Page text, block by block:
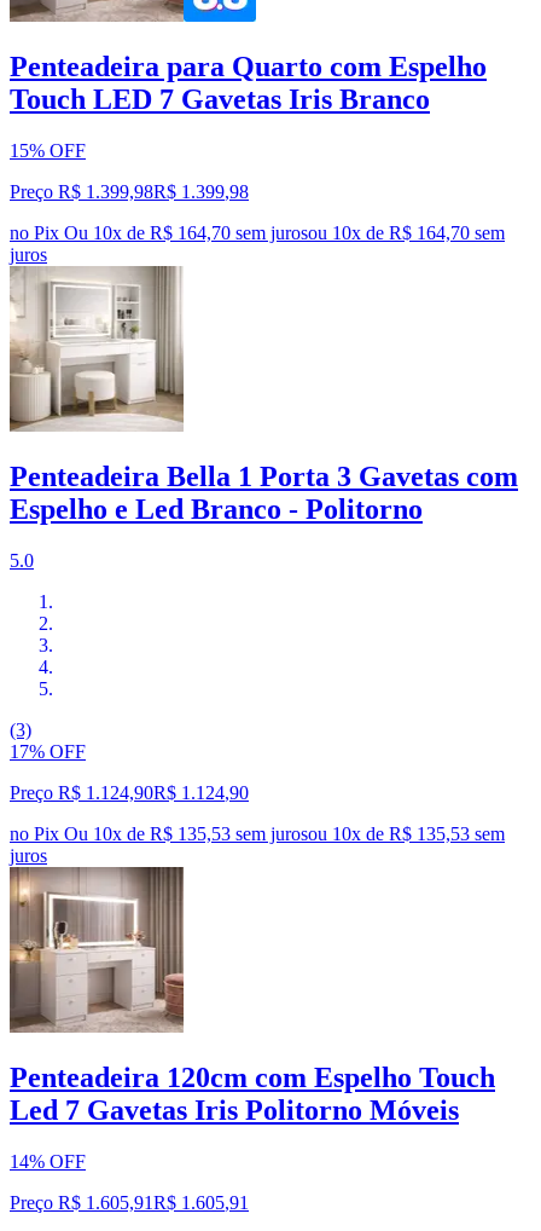
Penteadeira para Quarto com Espelho
Touch LED 7 Gavetas Iris Branco
15% OFF
Preço R$ 1.399,98R$ 1.399,98
no Pix Ou 10x de R$ 164,70 sem jurosou 10x de R$ 164,70 sem
juros
Penteadeira Bella 1 Porta 3 Gavetas com
Espelho e Led Branco - Politorno
5.0
(3)
17% OFF
Preço R$ 1.124,90R$ 1.124,90
no Pix Ou 10x de R$ 135,53 sem jurosou 10x de R$ 135,53 sem
juros
Penteadeira 120cm com Espelho Touch
Led 7 Gavetas Iris Politorno Móveis
14% OFF
Preço R$ 1.605,91R$ 1.605,91